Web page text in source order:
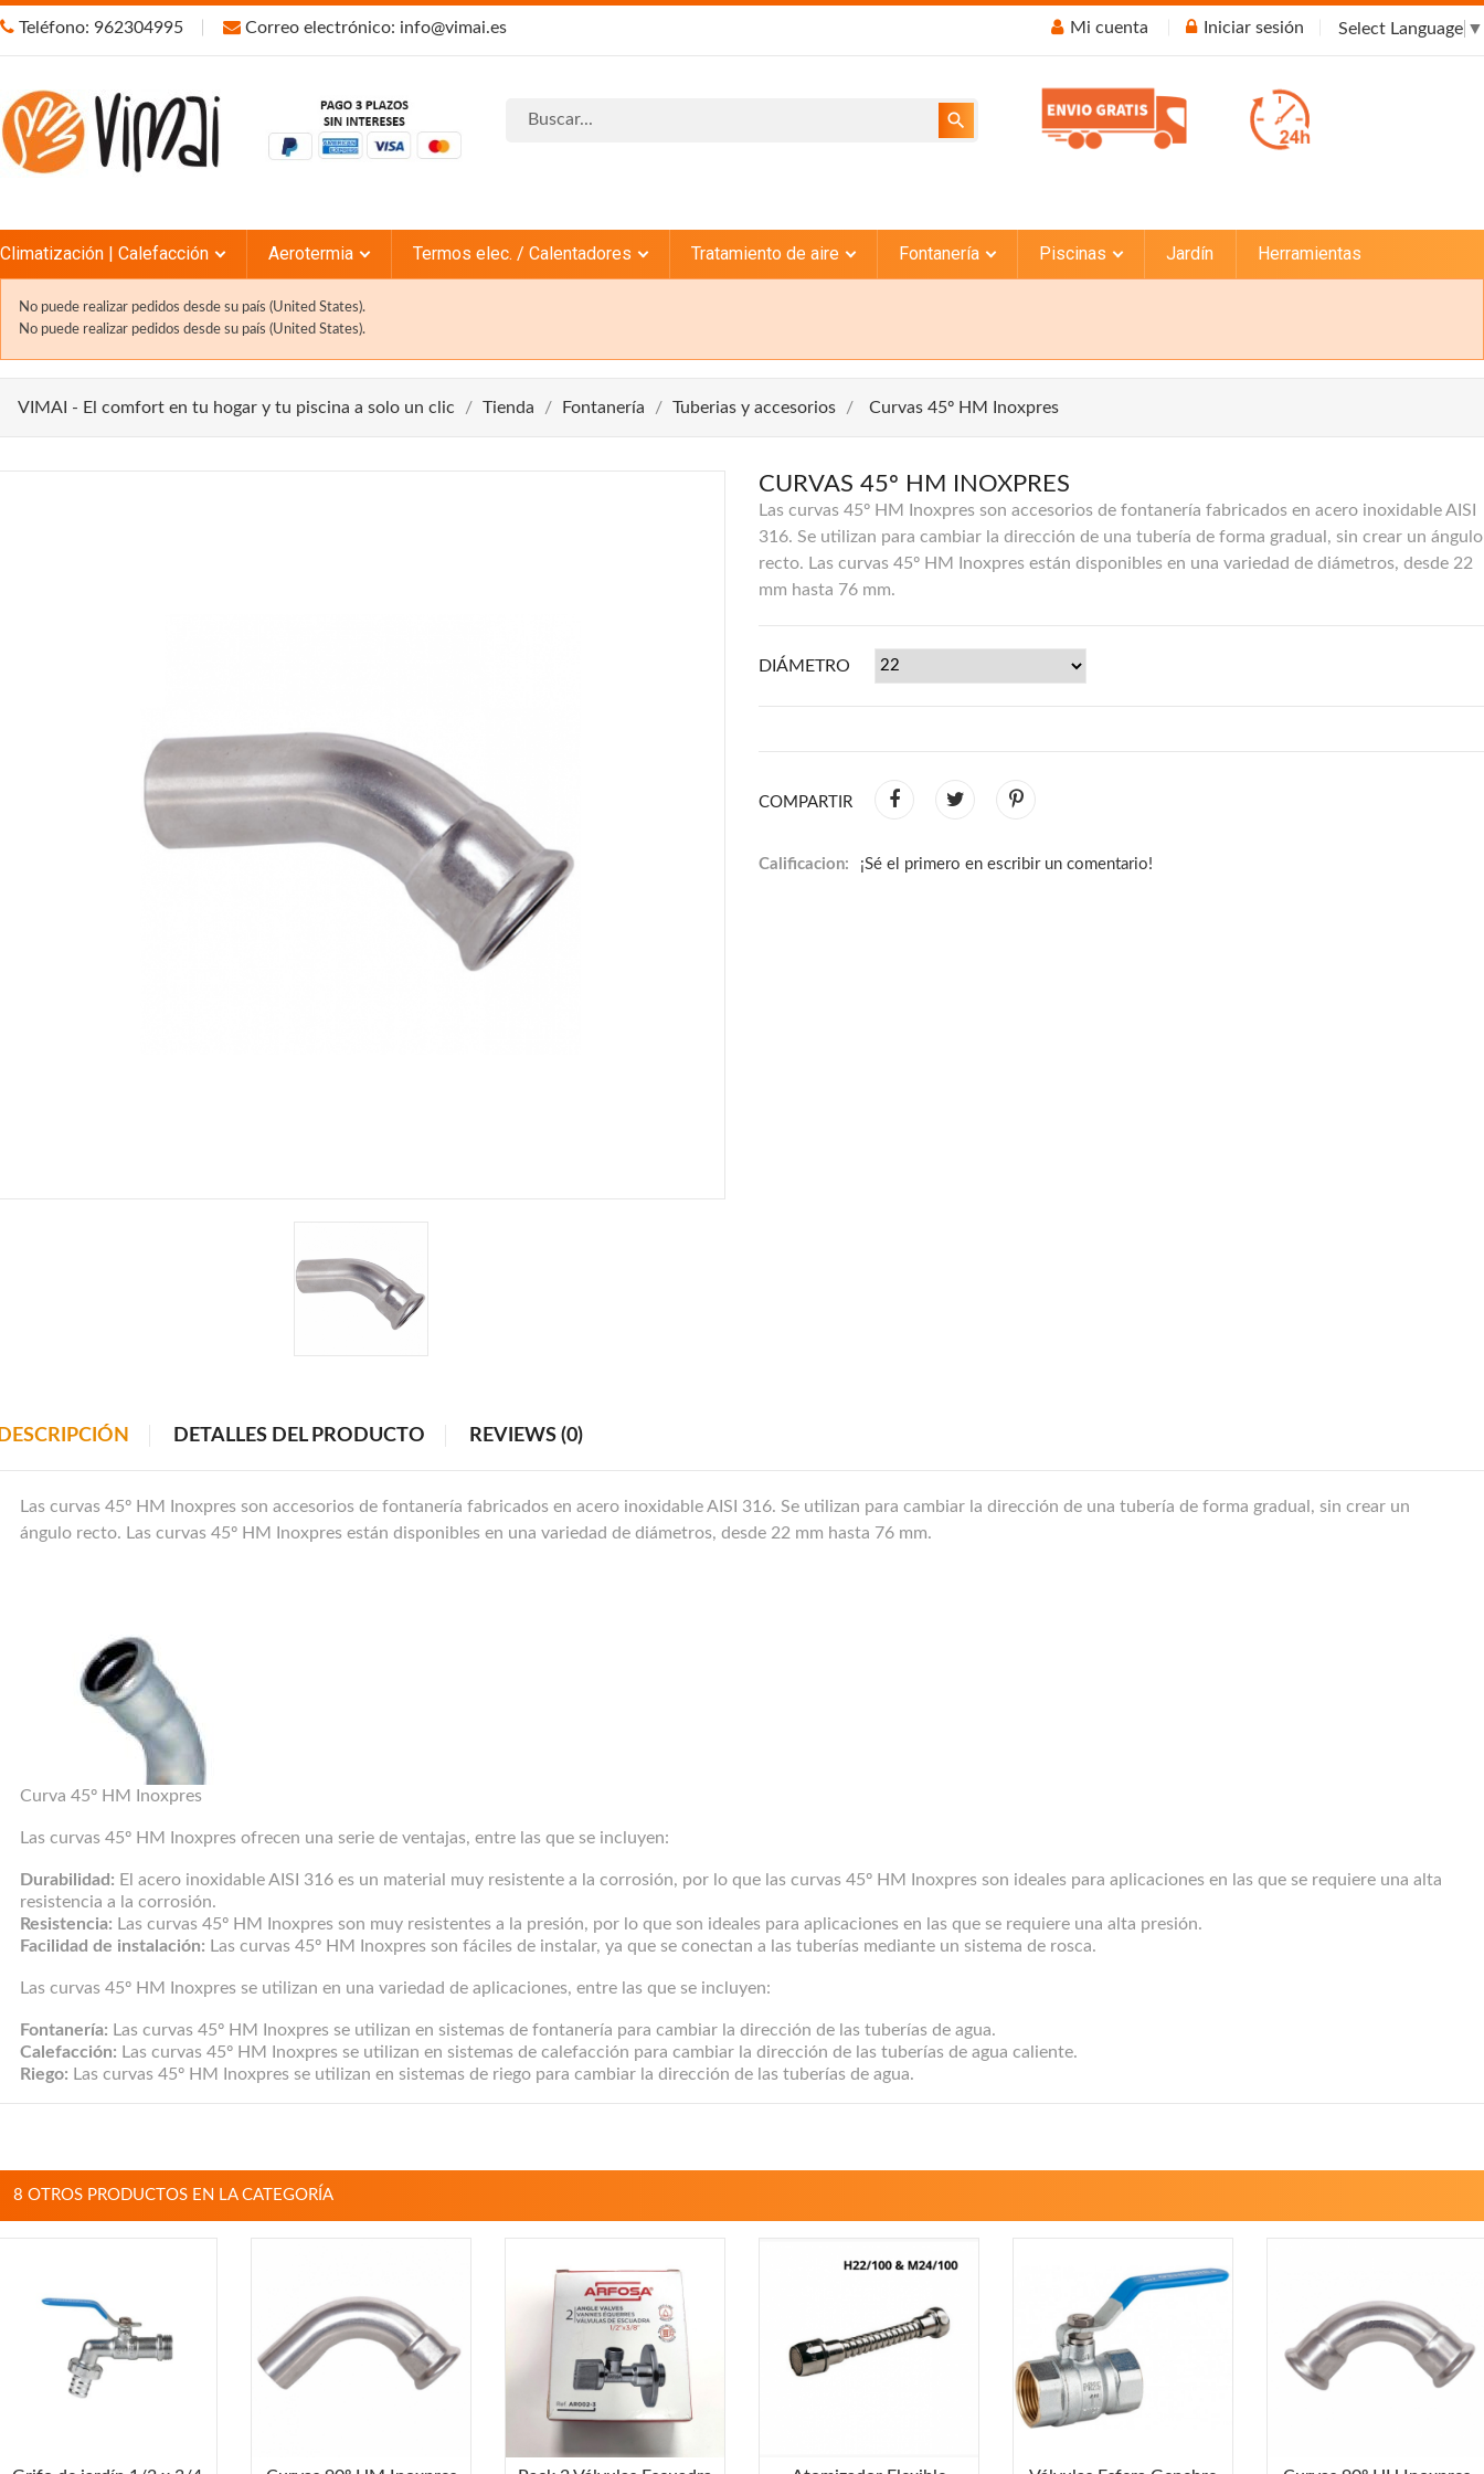
Teléfono: 962304995 Correo electrónico: info@vimai.es Mi cuenta Iniciar sesión Select Language ▼
search
Climatización | Calefacción Aerotermia Termos elec. / Calentadores Tratamiento de aire Fontanería Piscinas Jardín Herramientas
No puede realizar pedidos desde su país (United States).
No puede realizar pedidos desde su país (United States).
VIMAI - El comfort en tu hogar y tu piscina a solo un clic Tienda Fontanería Tuberias y accesorios Curvas 45º HM Inoxpres
CURVAS 45º HM INOXPRES
Las curvas 45º HM Inoxpres son accesorios de fontanería fabricados en acero inoxidable AISI
316. Se utilizan para cambiar la dirección de una tubería de forma gradual, sin crear un ángulo
recto. Las curvas 45º HM Inoxpres están disponibles en una variedad de diámetros, desde 22
mm hasta 76 mm.
DIÁMETRO
COMPARTIR
Calificacion: ¡Sé el primero en escribir un comentario!
DETALLES DEL PRODUCTO REVIEWS (0)
Las curvas 45º HM Inoxpres son accesorios de fontanería fabricados en acero inoxidable AISI 316. Se utilizan para cambiar la dirección de una tubería de forma gradual, sin crear un
ángulo recto. Las curvas 45º HM Inoxpres están disponibles en una variedad de diámetros, desde 22 mm hasta 76 mm.
Curva 45º HM Inoxpres
Las curvas 45º HM Inoxpres ofrecen una serie de ventajas, entre las que se incluyen:
Durabilidad: El acero inoxidable AISI 316 es un material muy resistente a la corrosión, por lo que las curvas 45º HM Inoxpres son ideales para aplicaciones en las que se requiere una alta
resistencia a la corrosión.
Resistencia: Las curvas 45º HM Inoxpres son muy resistentes a la presión, por lo que son ideales para aplicaciones en las que se requiere una alta presión.
Facilidad de instalación: Las curvas 45º HM Inoxpres son fáciles de instalar, ya que se conectan a las tuberías mediante un sistema de rosca.
Las curvas 45º HM Inoxpres se utilizan en una variedad de aplicaciones, entre las que se incluyen:
Fontanería: Las curvas 45º HM Inoxpres se utilizan en sistemas de fontanería para cambiar la dirección de las tuberías de agua.
Calefacción: Las curvas 45º HM Inoxpres se utilizan en sistemas de calefacción para cambiar la dirección de las tuberías de agua caliente.
Riego: Las curvas 45º HM Inoxpres se utilizan en sistemas de riego para cambiar la dirección de las tuberías de agua.
8 OTROS PRODUCTOS EN LA CATEGORÍA